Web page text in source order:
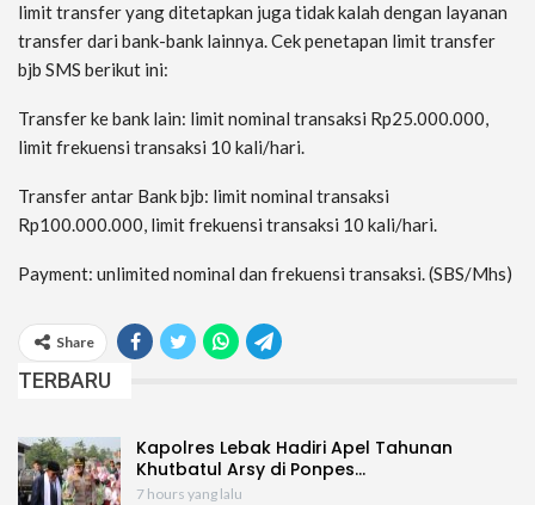
limit transfer yang ditetapkan juga tidak kalah dengan layanan
transfer dari bank-bank lainnya. Cek penetapan limit transfer
bjb SMS berikut ini:
Transfer ke bank lain: limit nominal transaksi Rp25.000.000,
limit frekuensi transaksi 10 kali/hari.
Transfer antar Bank bjb: limit nominal transaksi
Rp100.000.000, limit frekuensi transaksi 10 kali/hari.
Payment: unlimited nominal dan frekuensi transaksi. (SBS/Mhs)
Share
TERBARU
Kapolres Lebak Hadiri Apel Tahunan
Khutbatul Arsy di Ponpes…
7 hours yang lalu